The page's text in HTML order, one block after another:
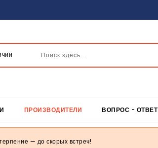
ПРОИЗВОДИТЕЛИ ВОПРОС - ОТВЕТ
— до скорых встреч!